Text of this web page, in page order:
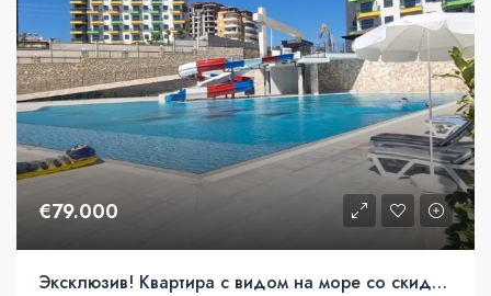
€79.000
Эксклюзив! Квартира с видом на море со скидкой 20%